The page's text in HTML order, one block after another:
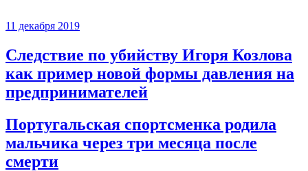
11 декабря 2019
Следствие по убийству Игоря Козлова
как пример новой формы давления на
предпринимателей
Португальская спортсменка родила
мальчика через три месяца после
смерти